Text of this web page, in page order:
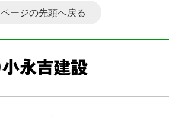
ページの先頭へ戻る